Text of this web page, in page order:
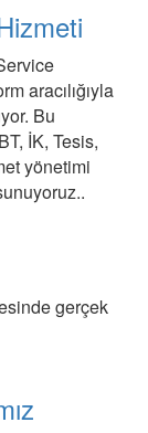
aracılığıyla
Bu
İK, Tesis,
yönetimi
gerçek